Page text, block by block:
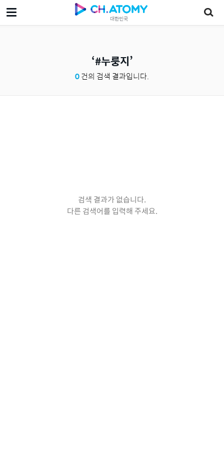
대한민국
#누룽지
0건의 검색 결과입니다.
검색 결과가 없습니다.
다른 검색어를 입력해 주세요.